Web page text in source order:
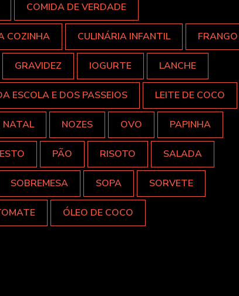
COMIDA DE VERDADE
COZINHA CULINÁRIA INFANTIL FRANGO
GRAVIDEZ IOGURTE LANCHE
ESCOLA E DOS PASSEIOS LEITE DE COCO
NATAL NOZES OVO PAPINHA
PÃO RISOTO SALADA
SOBREMESA SOPA SORVETE
ÓLEO DE COCO